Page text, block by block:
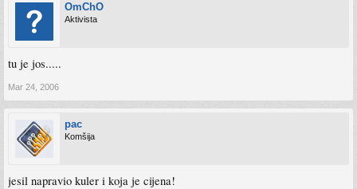
OmChO
Aktivista
tu je jos.....
Mar 24, 2006
pac
Komšija
jesil napravio kuler i koja je cijena!